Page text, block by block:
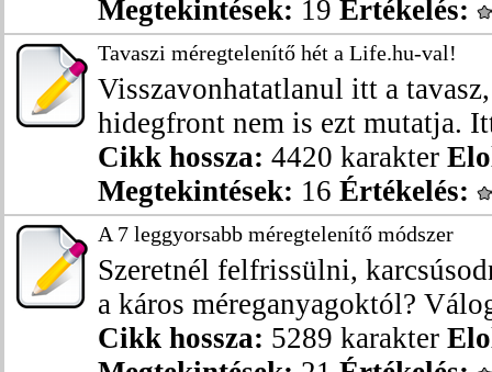
Megtekintések: 19 Értékelés:
Tavaszi méregtelenítő hét a Life.hu-val!
Visszavonhatatlanul itt a
hidegfront nem is ezt mutatja.
Cikk hossza: 4420 karakter
Megtekintések: 16 Értékelés:
A 7 leggyorsabb méregtelenítő módszer
Szeretnél felfrissülni,
a káros méreganyagoktól?
Cikk hossza: 5289 karakter